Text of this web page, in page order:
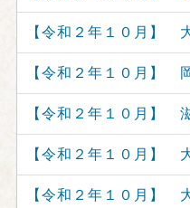
【令和２年１０月】
【令和２年１０月】
【令和２年１０月】
【令和２年１０月】
【令和２年１０月】